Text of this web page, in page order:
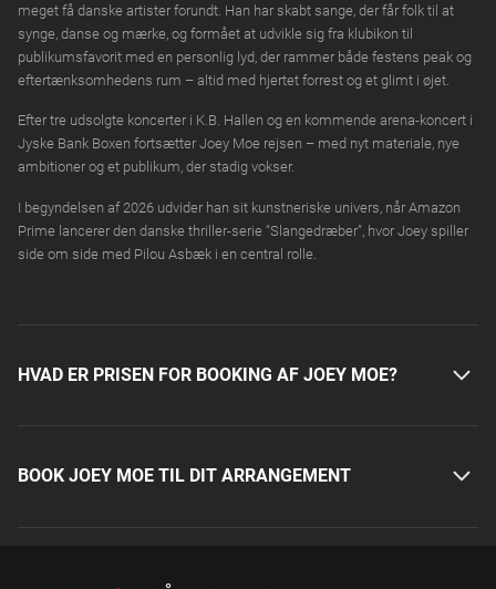
meget få danske artister forundt. Han har skabt sange, der får folk til at
synge, danse og mærke, og formået at udvikle sig fra klubikon til
publikumsfavorit med en personlig lyd, der rammer både festens peak og
eftertænksomhedens rum – altid med hjertet forrest og et glimt i øjet.
Efter tre udsolgte koncerter i K.B. Hallen og en kommende arena-koncert i
Jyske Bank Boxen fortsætter Joey Moe rejsen – med nyt materiale, nye
ambitioner og et publikum, der stadig vokser.
I begyndelsen af 2026 udvider han sit kunstneriske univers, når Amazon
Prime lancerer den danske thriller-serie “Slangedræber”, hvor Joey spiller
side om side med Pilou Asbæk i en central rolle.
HVAD ER PRISEN FOR BOOKING AF JOEY MOE?
BOOK JOEY MOE TIL DIT ARRANGEMENT